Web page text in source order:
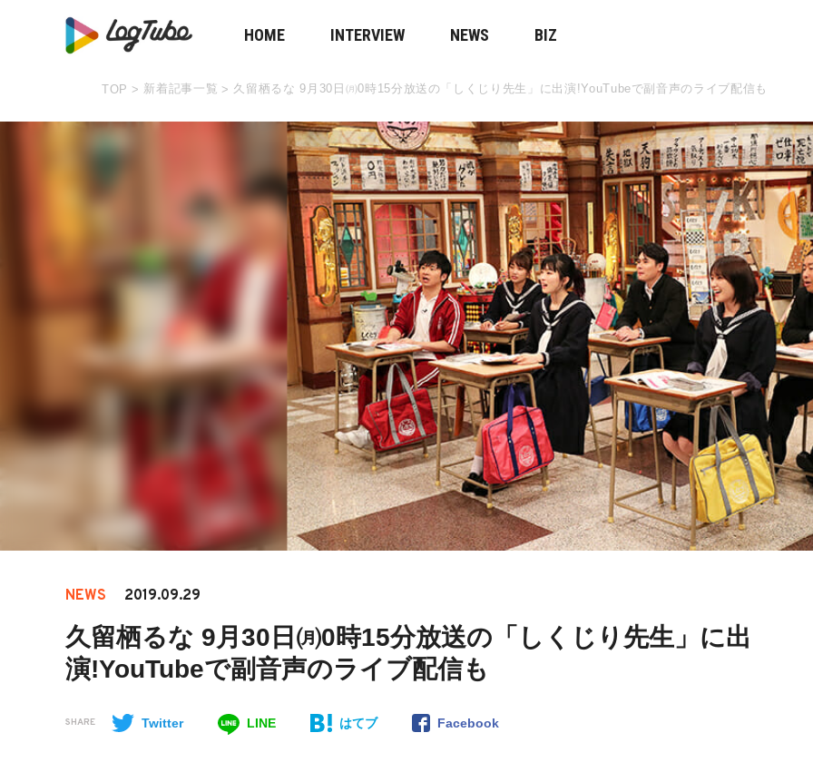
HOME INTERVIEW NEWS BIZ
TOP > 新着記事一覧 > 久留栖るな 9月30日㈪0時15分放送の「しくじり先生」に出演!YouTubeで副音声のライブ配信も
NEWS 2019.09.29
久留栖るな 9月30日㈪0時15分放送の「しくじり先生」に出
演!YouTubeで副音声のライブ配信も
SHARE Twitter LINE はてブ Facebook